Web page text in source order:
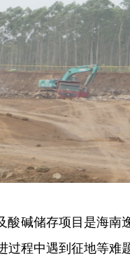
碱储存项目是海南
过程中遇到征地等难